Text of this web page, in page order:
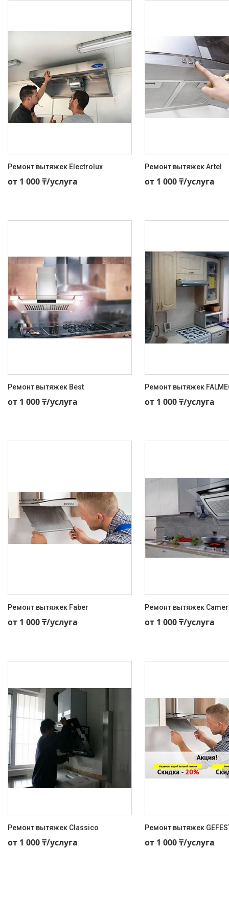
Ремонт вытяжек Electrolux
от 1 000 ₸/услуга
+7 (707) 495-59-11
Ремонт вытяжек Artel
от 1 000 ₸/услуга
+7 (707) 495-59-11
Ремонт вытяжек Best
от 1 000 ₸/услуга
+7 (707) 495-59-11
Ремонт вытяжек
от 1 000 ₸/услуга
+7 (707) 495-59-11
Ремонт вытяжек Faber
от 1 000 ₸/услуга
+7 (707) 495-59-11
Ремонт вытяжек
от 1 000 ₸/услуга
+7 (707) 495-59-11
Ремонт вытяжек Classico
от 1 000 ₸/услуга
+7 (707) 495-59-11
Ремонт вытяжек
от 1 000 ₸/услуга
+7 (707) 495-59-11